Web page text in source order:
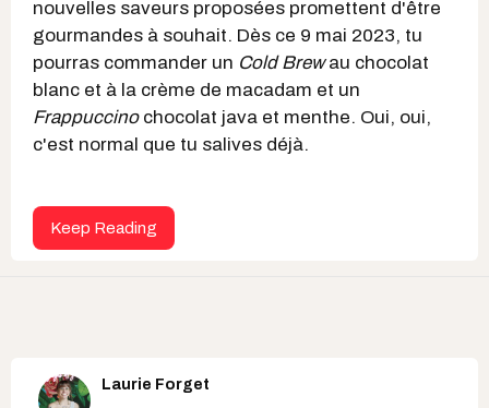
nouvelles saveurs proposées promettent d'être
gourmandes à souhait. Dès ce 9 mai 2023, tu
pourras commander un Cold Brewau chocolat
blanc et à la crème de macadam et un
Frappuccinochocolat java et menthe. Oui, oui,
c'est normal que tu salives déjà.
Keep Reading
Laurie Forget